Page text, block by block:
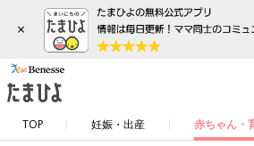
×
TOP 妊娠・出産 赤ちゃん・